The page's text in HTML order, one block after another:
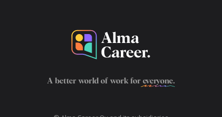
A better world of work for everyone.